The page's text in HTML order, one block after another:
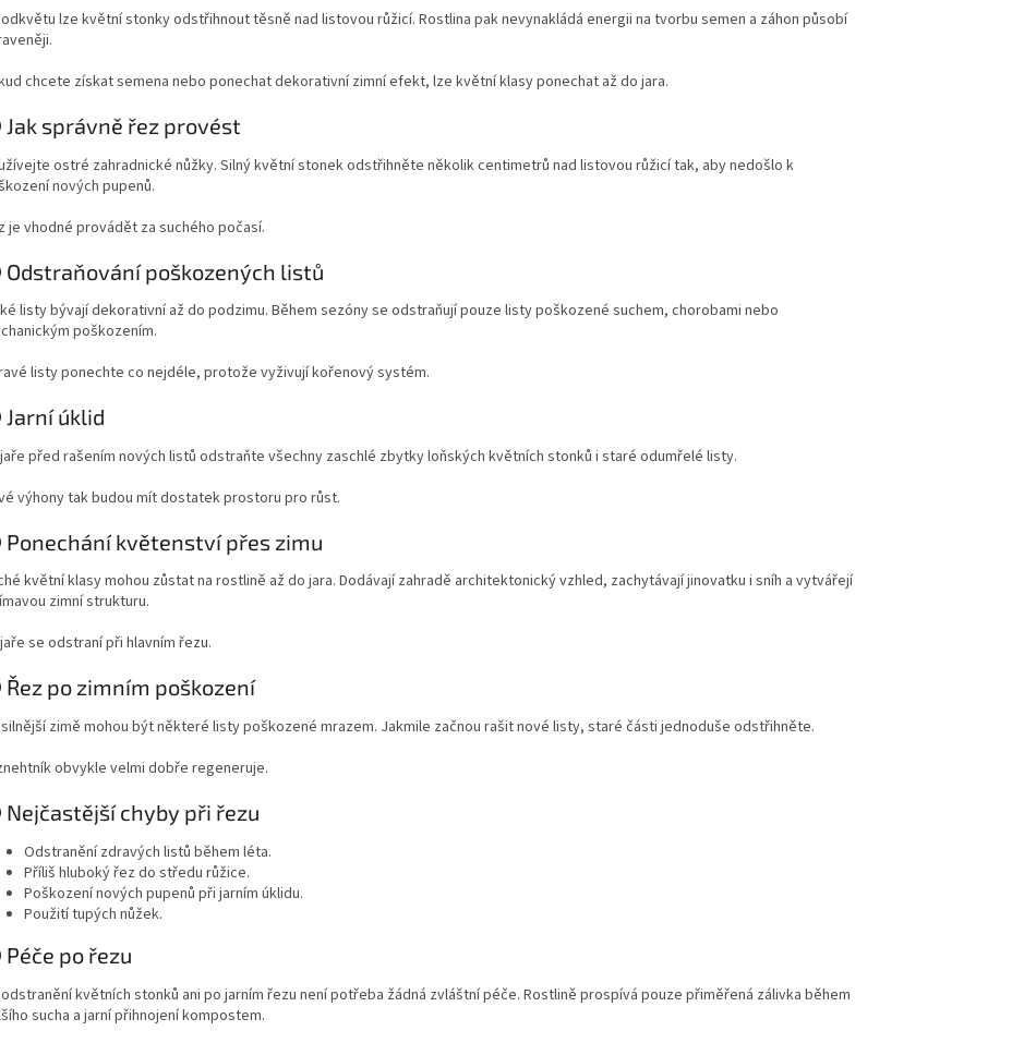
lze květní stonky odstřihnout těsně nad listovou růžicí. Rostlina pak nevynakládá energii na tvorbu semen a záhon působí
chcete získat semena nebo ponechat dekorativní zimní efekt, lze květní klasy ponechat až do jara.
Jak správně řez provést
ostré zahradnické nůžky. Silný květní stonek odstřihněte několik centimetrů nad listovou růžicí tak, aby nedošlo k
nových pupenů.
je vhodné provádět za suchého počasí.
Odstraňování poškozených listů
listy bývají dekorativní až do podzimu. Během sezóny se odstraňují pouze listy poškozené suchem, chorobami nebo
poškozením.
listy ponechte co nejdéle, protože vyživují kořenový systém.
Jarní úklid
před rašením nových listů odstraňte všechny zaschlé zbytky loňských květních stonků i staré odumřelé listy.
výhony tak budou mít dostatek prostoru pro růst.
Ponechání květenství přes zimu
květní klasy mohou zůstat na rostlině až do jara. Dodávají zahradě architektonický vzhled, zachytávají jinovatku i sníh a vytvářejí
zimní strukturu.
se odstraní při hlavním řezu.
Řez po zimním poškození
zimě mohou být některé listy poškozené mrazem. Jakmile začnou rašit nové listy, staré části jednoduše odstřihněte.
obvykle velmi dobře regeneruje.
Nejčastější chyby při řezu
Odstranění zdravých listů během léta.
Příliš hluboký řez do středu růžice.
Poškození nových pupenů při jarním úklidu.
Použití tupých nůžek.
Péče po řezu
květních stonků ani po jarním řezu není potřeba žádná zvláštní péče. Rostlině prospívá pouze přiměřená zálivka během
sucha a jarní přihnojení kompostem.